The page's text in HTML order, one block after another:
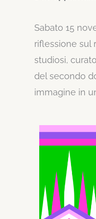
Sabato 15
riflessione sul
studiosi,
del secondo
immagine in